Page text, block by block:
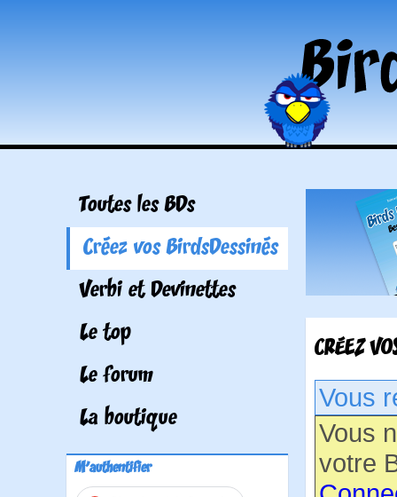
Toutes les BDs
Créez vos BirdsDessinés
Verbi et Devinettes
Le top
Le forum
La boutique
M'authentifier
CRÉEZ
Vous
Vous
votre